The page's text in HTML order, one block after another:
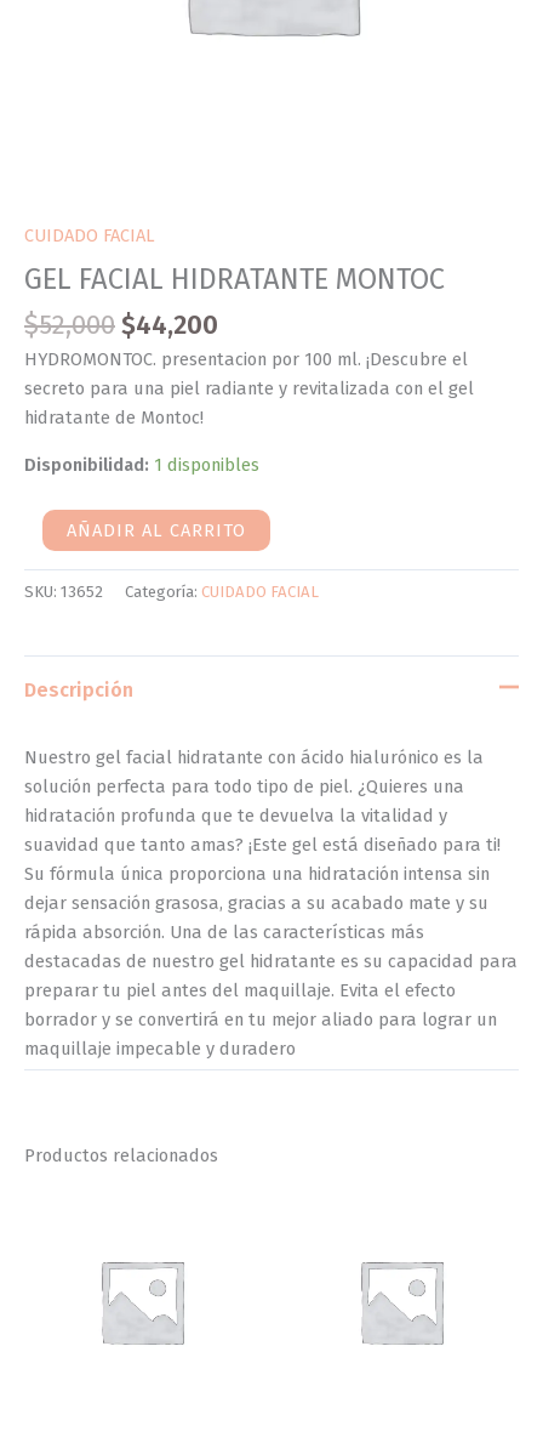
CUIDADO FACIAL
GEL FACIAL HIDRATANTE MONTOC
$52,000$44,200
HYDROMONTOC. presentacion por 100 ml. ¡Descubre el
secreto para una piel radiante y revitalizada con el gel
hidratante de Montoc!
Disponibilidad: 1 disponibles
AÑADIR AL CARRITO
SKU: 13652 Categoría: CUIDADO FACIAL
Descripción
Nuestro gel facial hidratante con ácido hialurónico es la
solución perfecta para todo tipo de piel. ¿Quieres una
hidratación profunda que te devuelva la vitalidad y
suavidad que tanto amas? ¡Este gel está diseñado para ti!
Su fórmula única proporciona una hidratación intensa sin
dejar sensación grasosa, gracias a su acabado mate y su
rápida absorción. Una de las características más
destacadas de nuestro gel hidratante es su capacidad para
preparar tu piel antes del maquillaje. Evita el efecto
borrador y se convertirá en tu mejor aliado para lograr un
maquillaje impecable y duradero
Productos relacionados